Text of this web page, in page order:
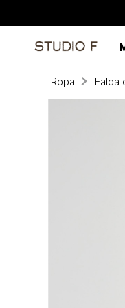
Ropa Falda